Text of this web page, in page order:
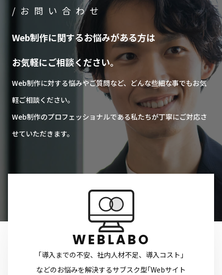
/お問い合わせ
Web制作に関するお悩みがある方は
お気軽にご相談ください。
Web制作に対する悩みやご質問など、どんな些細な事でもお気
軽ご相談ください。
Web制作のプロフェッショナルである私たちが丁寧にご対応さ
せていただきます。
WEBLABO
｢導入までの不安、社内人材不足、導入コスト｣
などのお悩みを解決するサブスク型｢Webサイト